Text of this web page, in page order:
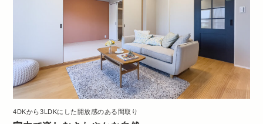
4DKから3LDKにした開放感のある間取り